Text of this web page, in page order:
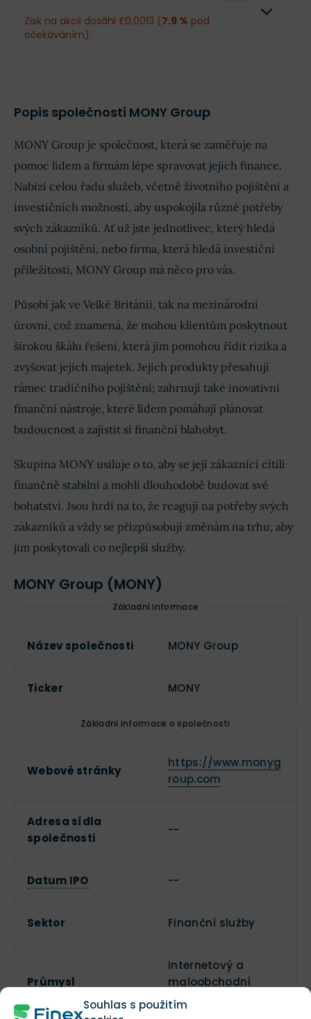
Souhlas s použitím
£4,32 mil.
Příjmy
Zisk na akcii dosáhl £0,0013 (7.9 % pod
očekáváním).
£0,0014
Popis společnosti MONY Group
MONY Group je společnost, která se zaměřuje na
pomoc lidem a firmám lépe spravovat jejich finance.
Nabízí celou řadu služeb, včetně životního pojištění a
investičních možností, aby uspokojila různé potřeby
svých zákazníků. Ať už jste jednotlivec, který hledá
osobní pojištění, nebo firma, která hledá investiční
příležitosti, MONY Group má něco pro vás.
Působí jak ve Velké Británii, tak na mezinárodní
úrovni, což znamená, že mohou klientům poskytnout
širokou škálu řešení, která jim pomohou řídit rizika a
zvyšovat jejich majetek. Jejich produkty přesahují
rámec tradičního pojištění; zahrnují také inovativní
finanční nástroje, které lidem pomáhají plánovat
budoucnost a zajistit si finanční blahobyt.
Skupina MONY usiluje o to, aby se její zákazníci cítili
finančně stabilní a mohli dlouhodobě budovat své
bohatství. Jsou hrdí na to, že reagují na potřeby svých
zákazníků a vždy se přizpůsobují změnám na trhu, aby
jim poskytovali co nejlepší služby.
MONY Group (MONY)
Základní informace
Název společnosti MONY Group
Ticker MONY
Základní informace o společnosti
Webové stránky
https://www.monyg
roup.com
Adresa sídla
společnosti
--
Datum IPO --
Sektor Finanční služby
Průmysl
Internetový a
maloobchodní
přímý prodej